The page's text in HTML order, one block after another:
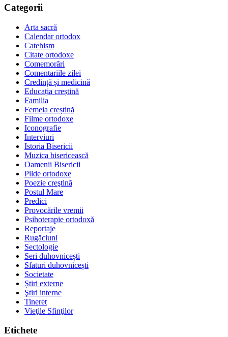
Categorii
Arta sacră
Calendar ortodox
Catehism
Citate ortodoxe
Comemorări
Comentariile zilei
Credință și medicină
Educația creștină
Familia
Femeia creștină
Filme ortodoxe
Iconografie
Interviuri
Istoria Bisericii
Muzica bisericească
Oamenii Bisericii
Pilde ortodoxe
Poezie creştină
Postul Mare
Predici
Provocările vremii
Psihoterapie ortodoxă
Reportaje
Rugăciuni
Sectologie
Seri duhovnicești
Sfaturi duhovnicești
Societate
Știri externe
Ştiri interne
Tineret
Vieţile Sfinţilor
Etichete